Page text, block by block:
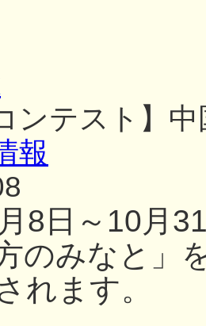
ンテスト】
報
8日～10月
方のみなと
れます。